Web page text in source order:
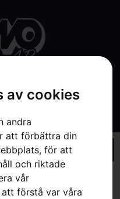
av cookies
andra
att förbättra din
för att
och riktade
vår
förstå var våra